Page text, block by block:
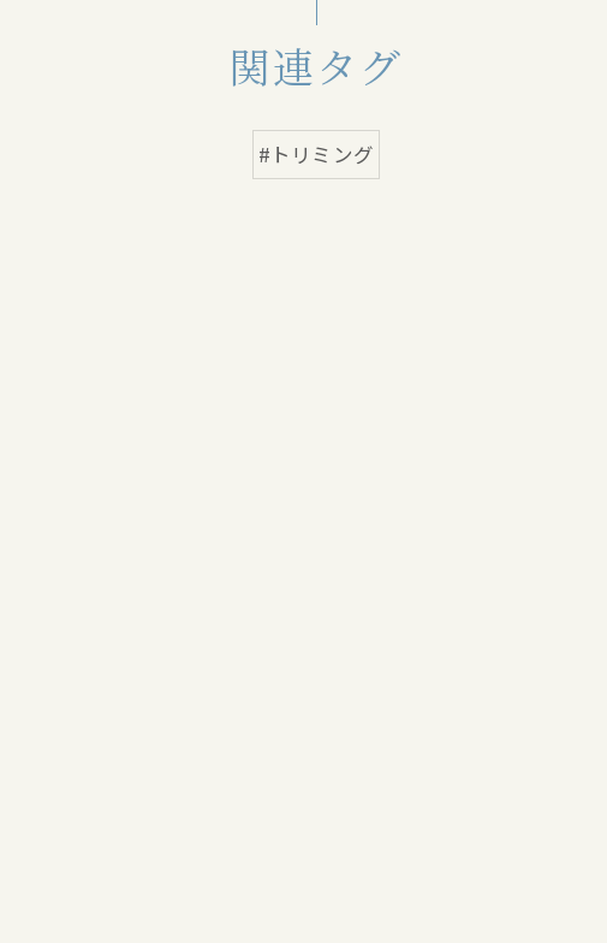
関連タグ
#トリミング